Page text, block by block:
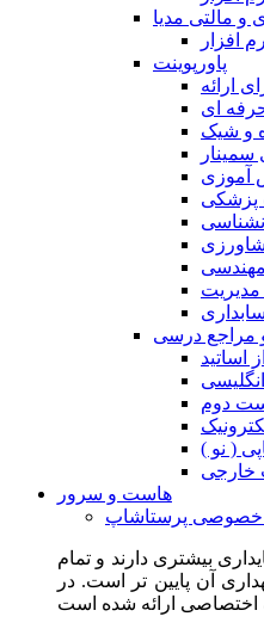
مالتی مدیا
پاورپوینت
ارائه
ای
و شیک
سمینار
آموزی
پزشکی
مهندسی
مدیریت
مراجع درسی
اساتید
دوم
( نو )
خارجی
هاست و سرور
خصوصی پرستاشاپ
بیشتری دارند و تمام
آن پایین تر است. در